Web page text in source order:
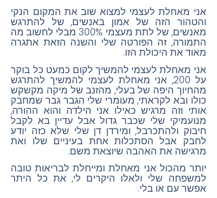
אני מאחלת לעצמי למצוא שוב את המקום הנקי
והטהור הזה של אמון באנשים, של להתרגש
מאנשים, של לתת מעצמי 300% מבלי לחשוב מה
התמורה, זה הפורטה שלי והשנה הזאת אתגרה
מאוד את היכולת הזו.
אני מאחלת לעצמי להמשיך לקום כמעט כל בוקר
על 200, אני מאחלת לעצמי להמשיך להתרגש
מהחיוך היפה של בעלי, מהזנב של מיקה מקשקש
כולו ובא לקראתי, מעומרי שלי הגבר גבר שמחבק
אותי וזה מרגיש כאילו אני הילדה והוא ההורה,
מנועמיקי שלי שכבר גדול אבל עדיין בא לקבל
חיבוק ולהתכרבל, ומירדן דן שלי שלא כזה יודע
לחבק אבל הסתכלות אחת בעיניים שלו ואת
מרגישה את האהבה שיוצאת משם.
יותר מהכול אני מאחלת ומייחלת לבריאות טובה
למשפחה שלי ולאלו היקרים לי, את כל היתר
אפשר עם או בלי.